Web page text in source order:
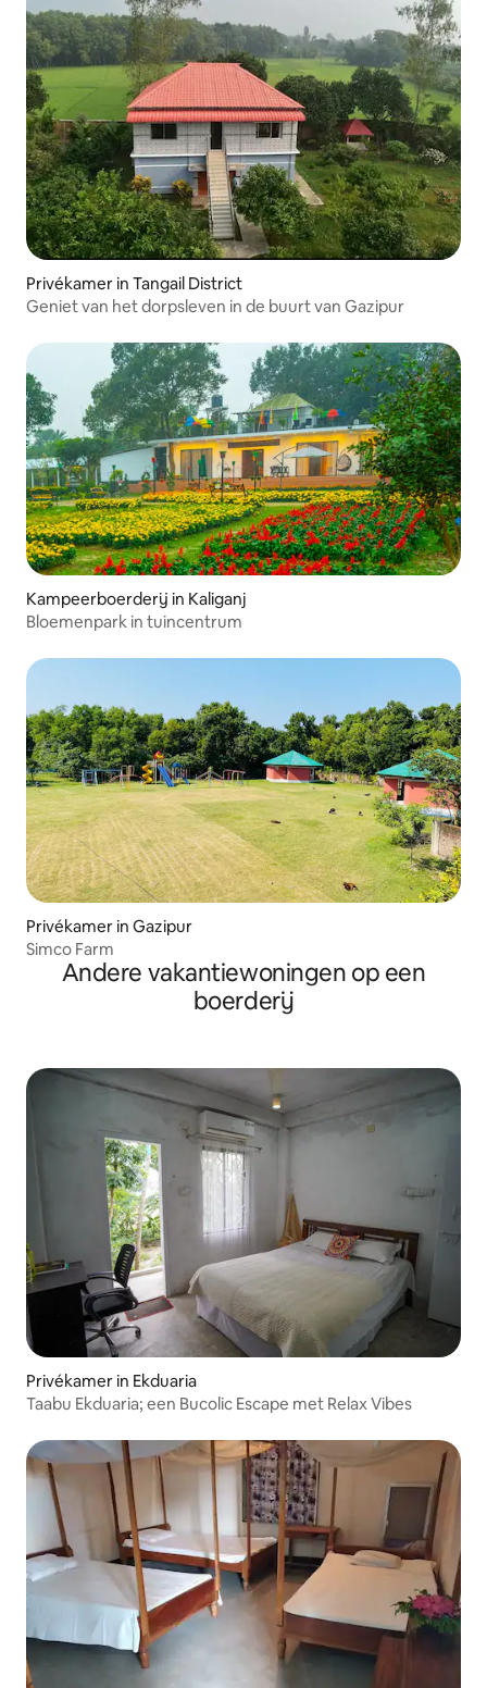
Privékamer in Tangail District
Geniet van het dorpsleven in de buurt van Gazipur
Kampeerboerderij in Kaliganj
Bloemenpark in tuincentrum
Privékamer in Gazipur
Simco Farm
Andere vakantiewoningen op een
boerderij
Privékamer in Ekduaria
Taabu Ekduaria; een Bucolic Escape met Relax Vibes